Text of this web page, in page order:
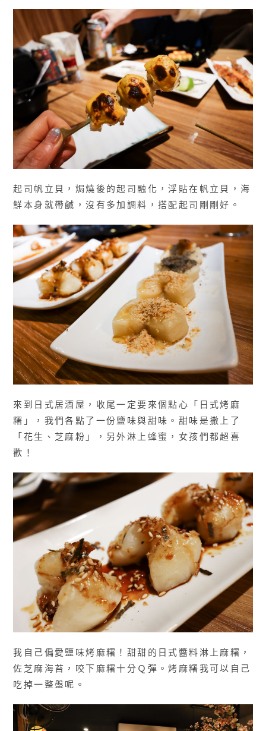
起司帆立貝，焗燒後的起司融化，浮貼在帆立貝，海
鮮本身就帶鹹，沒有多加調料，搭配起司剛剛好。
來到日式居酒屋，收尾一定要來個點心「日式烤麻
糬」，我們各點了一份鹽味與甜味。甜味是撒上了
「花生、芝麻粉」，另外淋上蜂蜜，女孩們都超喜
歡！
我自己偏愛鹽味烤麻糬！甜甜的日式醬料淋上麻糬，
佐芝麻海苔，咬下麻糬十分Ｑ彈。烤麻糬我可以自己
吃掉一整盤呢。